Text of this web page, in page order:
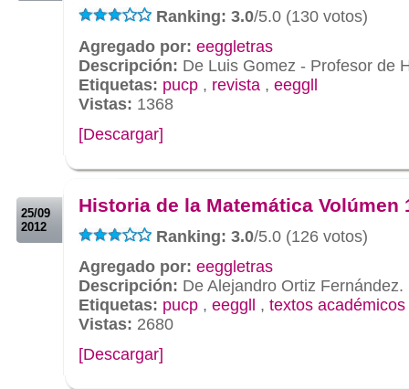
Ranking: 3.0/5.0 (130 votos)
Agregado por: eeggletras
Descripción: De Luis Gomez - Profesor de
Etiquetas: pucp , revista , eeggll
Vistas: 1368
[Descargar]
25/09
2012
Historia de la Matemática Volúmen
Ranking: 3.0/5.0 (126 votos)
Agregado por: eeggletras
Descripción: De Alejandro Ortiz Fernández.
Etiquetas: pucp , eeggll , textos académicos
Vistas: 2680
[Descargar]